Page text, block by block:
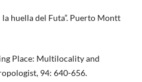
la huella del Futa”. Puerto Montt
Place: Multilocality and
94: 640-656.